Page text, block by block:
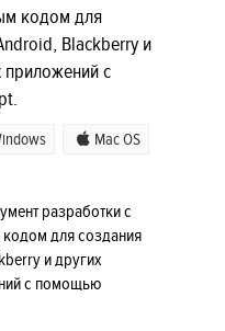
кодом для
Blackberry и
с
Mac OS
разработки с
для создания
и других
с помощью